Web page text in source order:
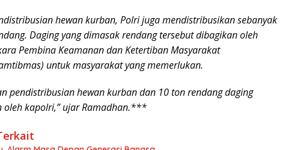
hewan kurban, Polri juga mendistribusikan sebanyak
Daging yang dimasak rendang tersebut dibagikan oleh
Pembina Keamanan dan Ketertiban Masyarakat
untuk masyarakat yang memerlukan.
pendistribusian hewan kurban dan 10 ton rendang daging
oleh kapolri,” ujar Ramadhan.***